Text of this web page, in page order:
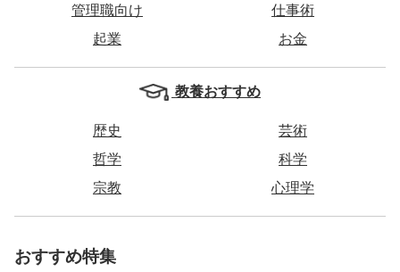
管理職向け
仕事術
起業
お金
教養おすすめ
歴史
芸術
哲学
科学
宗教
心理学
おすすめ特集